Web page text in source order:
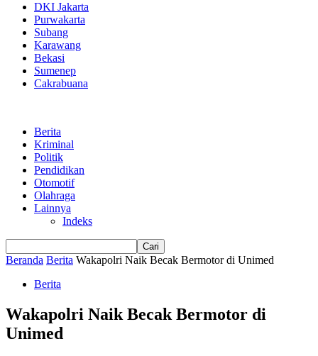
DKI Jakarta
Purwakarta
Subang
Karawang
Bekasi
Sumenep
Cakrabuana
Berita
Kriminal
Politik
Pendidikan
Otomotif
Olahraga
Lainnya
Indeks
Beranda Berita Wakapolri Naik Becak Bermotor di Unimed
Berita
Wakapolri Naik Becak Bermotor di
Unimed